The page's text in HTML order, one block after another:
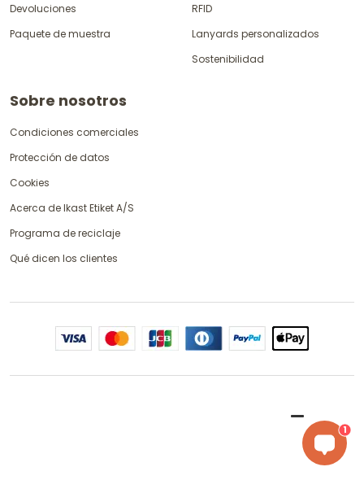
Devoluciones
Paquete de muestra
RFID
Lanyards personalizados
Sostenibilidad
Sobre nosotros
Condiciones comerciales
Protección de datos
Cookies
Acerca de Ikast Etiket A/S
Programa de reciclaje
Qué dicen los clientes
1